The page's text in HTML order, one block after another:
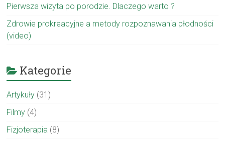
Pierwsza wizyta po porodzie. Dlaczego warto ?
Zdrowie prokreacyjne a metody rozpoznawania płodności
(video)
Kategorie
Artykuły (31)
Filmy (4)
Fizjoterapia (8)